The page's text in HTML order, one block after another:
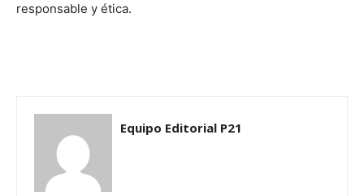
responsable y ética.
Equipo Editorial P21